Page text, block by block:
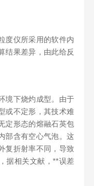
仪所采用的软件内
结果差异，由此给反
下烧灼成型。由于
或不定形，其技术难
定形态的熔融石英包
部含有空心气泡。这
复折射率不同，导致
据相关文献，**误差